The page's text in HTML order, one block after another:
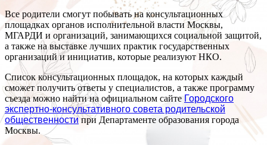
Все родители смогут побывать на консультационных
площадках органов исполнительной власти Москвы,
МГАРДИ и организаций, занимающихся социальной защитой,
а также на выставке лучших практик государственных
организаций и инициатив, которые реализуют НКО.
Список консультационных площадок, на которых каждый
сможет получить ответы у специалистов, а также программу
съезда можно найти на официальном сайте Городского
экспертно-консультативного совета родительской
общественностипри Департаменте образования города
Москвы.